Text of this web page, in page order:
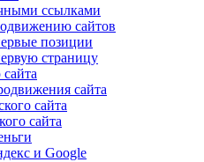
ссылками
сайтов
позиции
страницу
сайта
сайта
сайта
и Google